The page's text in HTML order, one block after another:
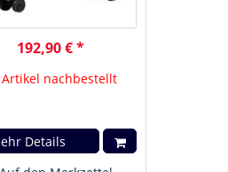
192,90 € *
Artikel nachbestellt
Details